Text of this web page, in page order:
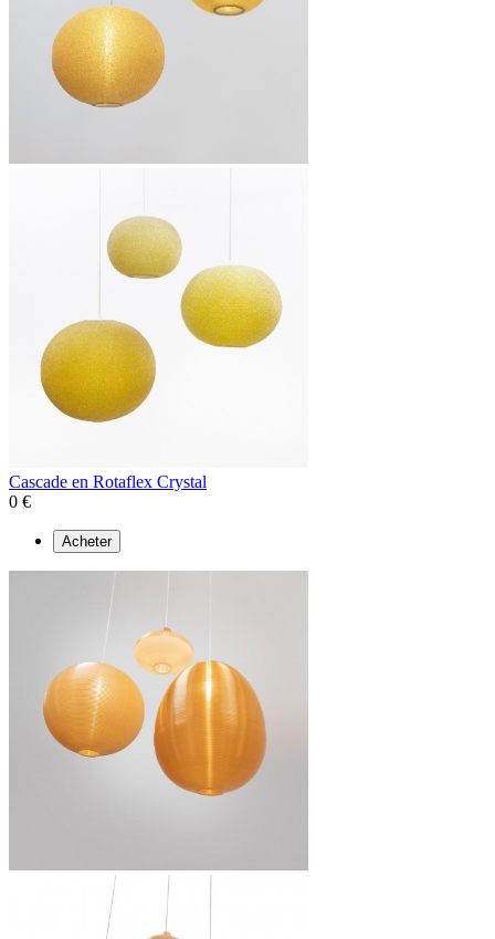
Cascade en Rotaflex Crystal
0 €
Acheter